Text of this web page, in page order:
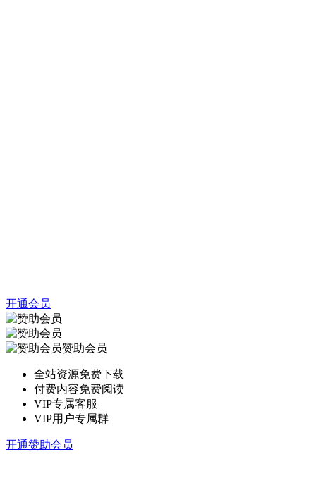
开通会员
赞助会员
全站资源免费下载
付费内容免费阅读
VIP专属客服
VIP用户专属群
开通赞助会员